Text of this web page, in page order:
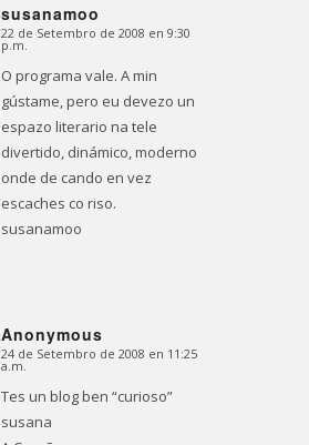
susanamoo
Dice:
22 de Setembro de 2008 en 9:30
p.m.
O programa vale. A min
gústame, pero eu devezo un
espazo literario na tele
divertido, dinámico, moderno
onde de cando en vez
escaches co riso.
susanamoo
Anonymous
Dice:
24 de Setembro de 2008 en 11:25
a.m.
Tes un blog ben “curioso”
susana